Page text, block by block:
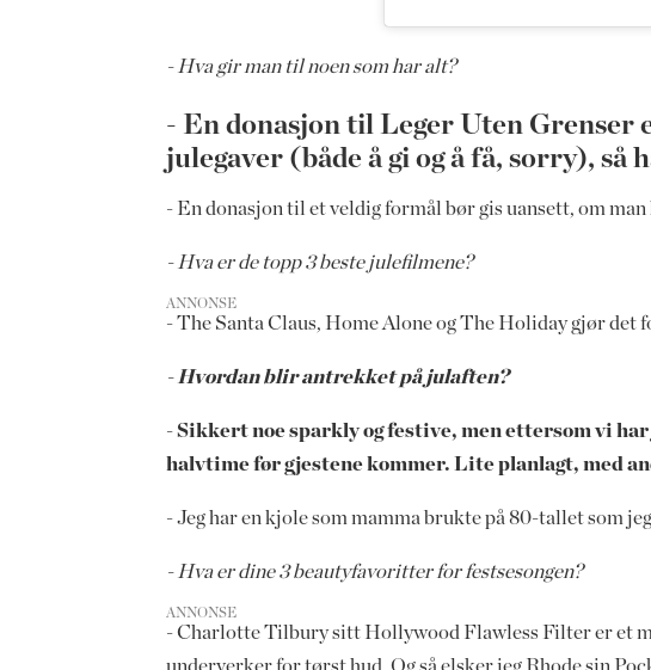
- Hva gir man til noen som har alt?
- En donasjon til Leger Uten Grenser
julegaver (både å gi og å få, sorry), så
- En donasjon til et veldig formål bør gis uansett, om
- Hva er de topp 3 beste julefilmene?
ANNONSE
- The Santa Claus, Home Alone og The Holiday gjør det
- Hvordan blir antrekket på julaften?
- Sikkert noe sparkly og festive, men ettersom vi
halvtime før gjestene kommer. Lite planlagt, med
- Jeg har en kjole som mamma brukte på 80-tallet som
- Hva er dine 3 beautyfavoritter for festsesongen?
ANNONSE
- Charlotte Tilbury sitt Hollywood Flawless Filter er et